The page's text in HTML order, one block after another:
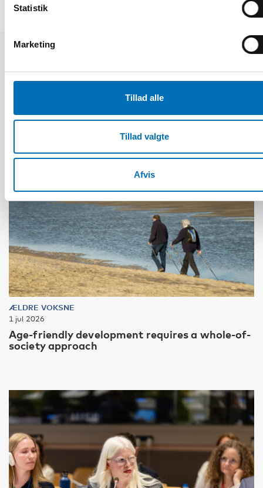
Statistik
Marketing
Tillad alle
Tillad valgte
Afvis
Relaterede nyheder
ÆLDRE VOKSNE
1 jul 2026
Age-friendly development requires a whole-of-
society approach